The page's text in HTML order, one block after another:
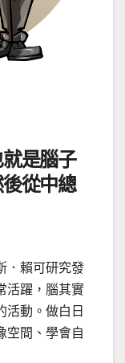
是腦子
從中總
．賴可研究發
活躍，腦其實
活動。做白日
空間、學會自